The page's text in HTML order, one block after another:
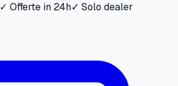
✓ Offerte in 24h✓ Solo dealer